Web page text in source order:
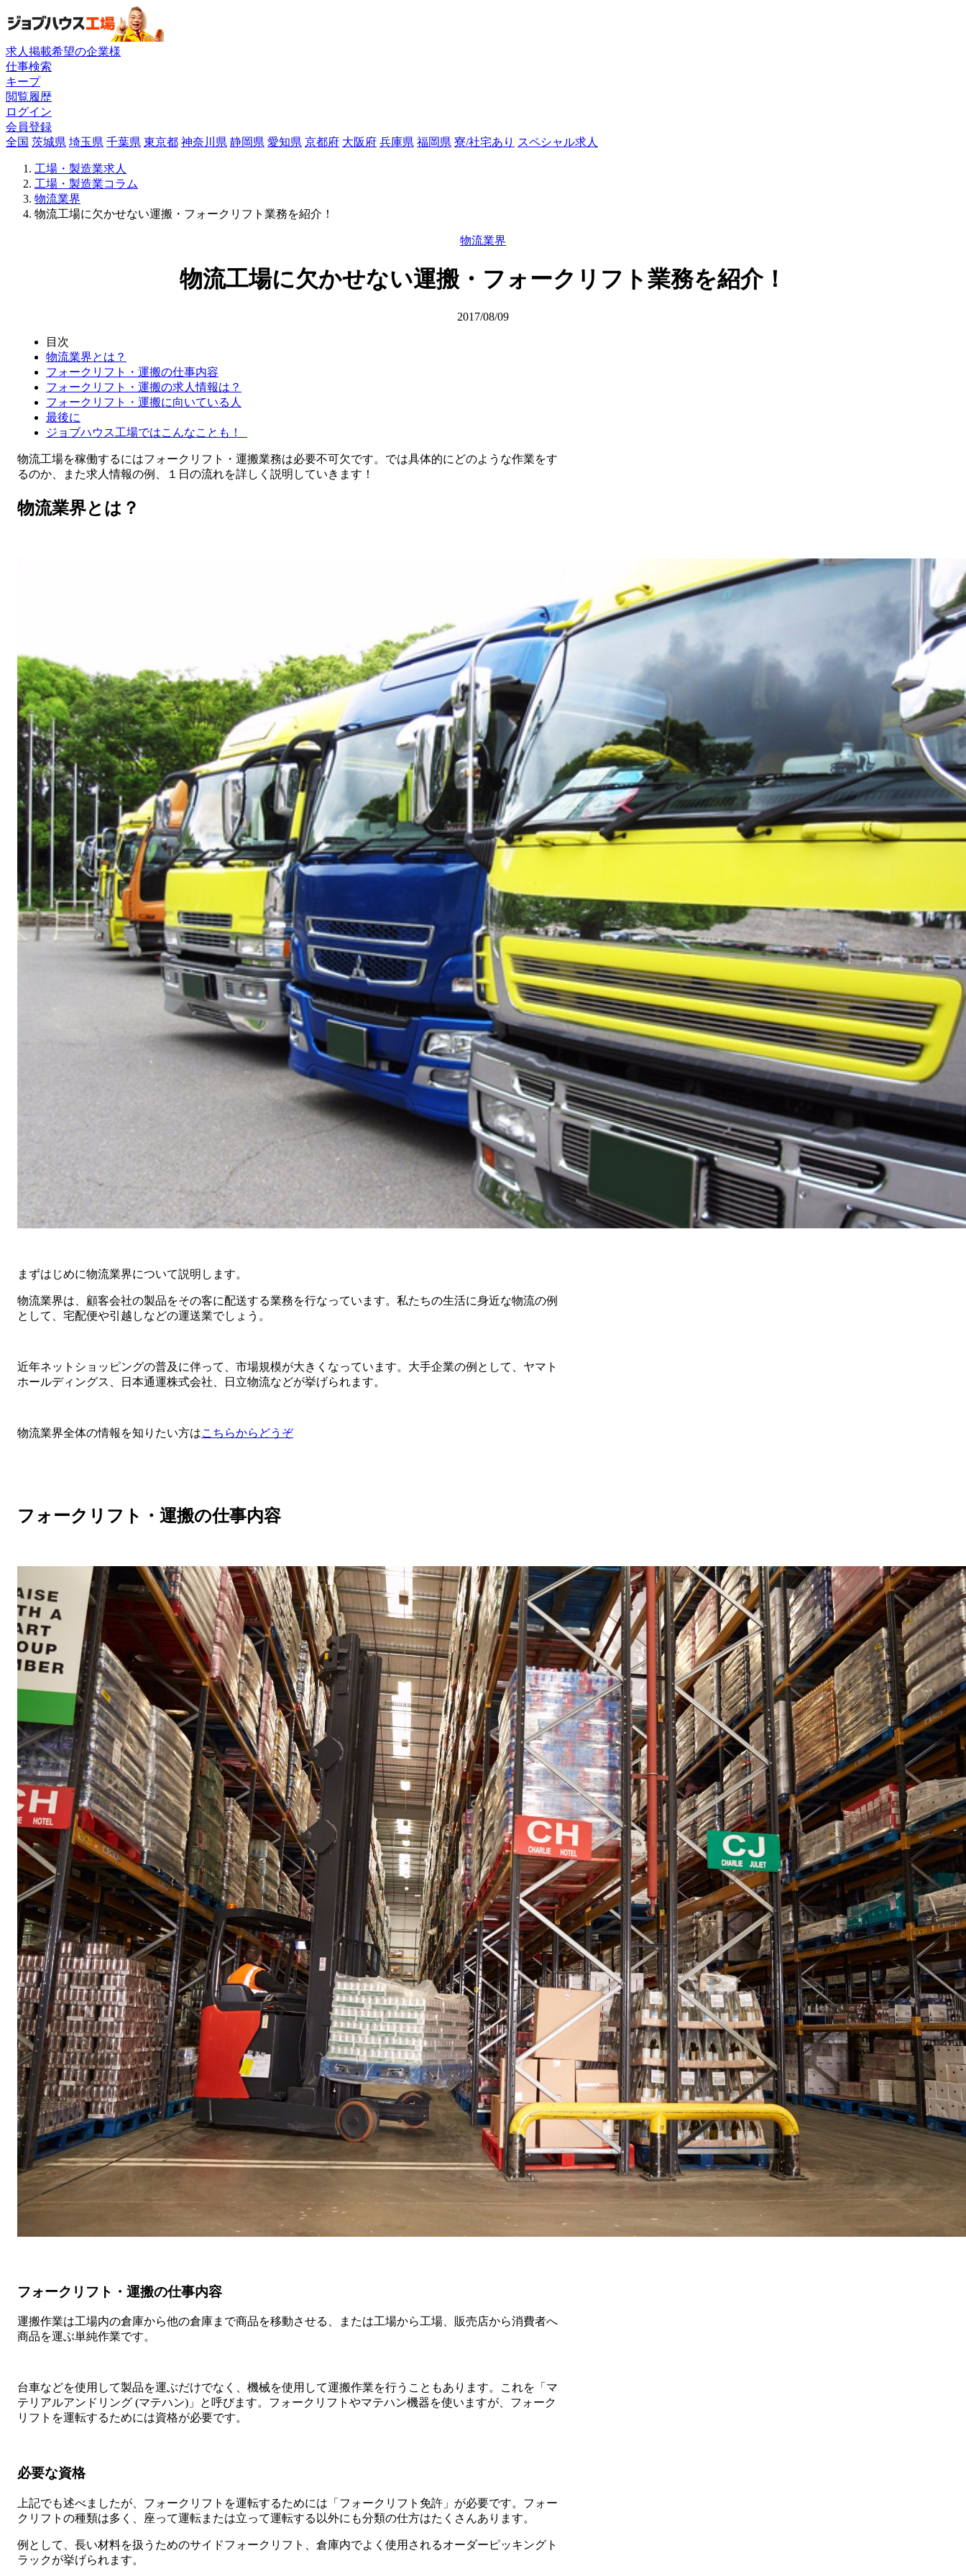
求人掲載希望の企業様
仕事検索
キープ
閲覧履歴
ログイン
会員登録
全国 茨城県 埼玉県 千葉県 東京都 神奈川県 静岡県 愛知県 京都府 大阪府 兵庫県 福岡県 寮/社宅あり スペシャル求人
工場・製造業求人
工場・製造業コラム
物流業界
物流工場に欠かせない運搬・フォークリフト業務を紹介！
物流業界
物流工場に欠かせない運搬・フォークリフト業務を紹介！
2017/08/09
目次
物流業界とは？
フォークリフト・運搬の仕事内容
フォークリフト・運搬の求人情報は？
フォークリフト・運搬に向いている人
最後に
ジョブハウス工場ではこんなことも！
物流工場を稼働するにはフォークリフト・運搬業務は必要不可欠です。では具体的にどのような作業をす
るのか、また求人情報の例、１日の流れを詳しく説明していきます！
物流業界とは？
まずはじめに物流業界について説明します。
物流業界は、顧客会社の製品をその客に配送する業務を行なっています。私たちの生活に身近な物流の例
として、宅配便や引越しなどの運送業でしょう。
近年ネットショッピングの普及に伴って、市場規模が大きくなっています。大手企業の例として、ヤマト
ホールディングス、日本通運株式会社、日立物流などが挙げられます。
物流業界全体の情報を知りたい方はこちらからどうぞ
フォークリフト・運搬の仕事内容
フォークリフト・運搬の仕事内容
運搬作業は工場内の倉庫から他の倉庫まで商品を移動させる、または工場から工場、販売店から消費者へ
商品を運ぶ単純作業です。
台車などを使用して製品を運ぶだけでなく、機械を使用して運搬作業を行うこともあります。これを「マ
テリアルアンドリング (マテハン)」と呼びます。フォークリフトやマテハン機器を使いますが、フォーク
リフトを運転するためには資格が必要です。
必要な資格
上記でも述べましたが、フォークリフトを運転するためには「フォークリフト免許」が必要です。フォー
クリフトの種類は多く、座って運転または立って運転する以外にも分類の仕方はたくさんあります。
例として、長い材料を扱うためのサイドフォークリフト、倉庫内でよく使用されるオーダーピッキングト
ラックが挙げられます。